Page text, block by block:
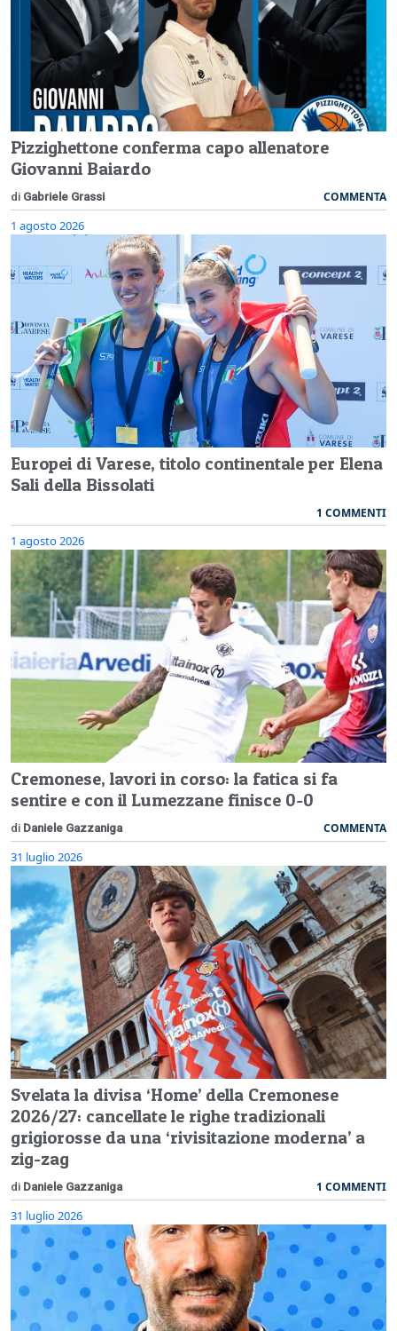
Pizzighettone conferma capo allenatore
Giovanni Baiardo
di Gabriele Grassi COMMENTA
1 agosto 2026
Europei di Varese, titolo continentale per Elena
Sali della Bissolati
1 COMMENTI
1 agosto 2026
Cremonese, lavori in corso: la fatica si fa
sentire e con il Lumezzane finisce 0-0
di Daniele Gazzaniga COMMENTA
31 luglio 2026
Svelata la divisa ‘Home’ della Cremonese
2026/27: cancellate le righe tradizionali
grigiorosse da una ‘rivisitazione moderna’ a
zig-zag
di Daniele Gazzaniga 1 COMMENTI
31 luglio 2026